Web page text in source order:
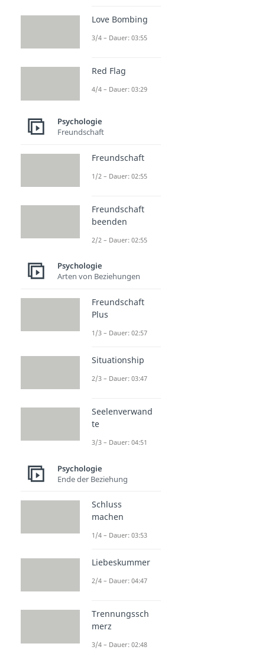
Love Bombing
3/4 – Dauer: 03:55
Red Flag
4/4 – Dauer: 03:29
Psychologie
Freundschaft
Freundschaft
1/2 – Dauer: 02:55
Freundschaft
beenden
2/2 – Dauer: 02:55
Psychologie
Arten von Beziehungen
Freundschaft
Plus
1/3 – Dauer: 02:57
Situationship
2/3 – Dauer: 03:47
Seelenverwand
te
3/3 – Dauer: 04:51
Psychologie
Ende der Beziehung
Schluss
machen
1/4 – Dauer: 03:53
Liebeskummer
2/4 – Dauer: 04:47
Trennungssch
merz
3/4 – Dauer: 02:48